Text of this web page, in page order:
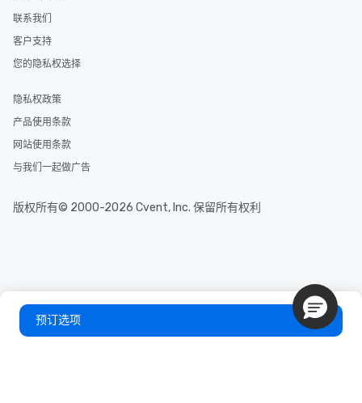
预订选项
联系我们
客户支持
您的隐私权选择
隐私权政策
产品使用条款
网站使用条款
与我们一起做广告
版权所有© 2000-2026 Cvent, Inc. 保留所有权利